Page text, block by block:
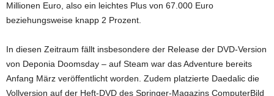
Millionen Euro, also ein leichtes Plus von 67.000 Euro
beziehungsweise knapp 2 Prozent.
In diesen Zeitraum fällt insbesondere der Release der DVD-Version
von Deponia Doomsday – auf Steam war das Adventure bereits
Anfang März veröffentlicht worden. Zudem platzierte Daedalic die
Vollversion auf der Heft-DVD des Springer-Magazins ComputerBild